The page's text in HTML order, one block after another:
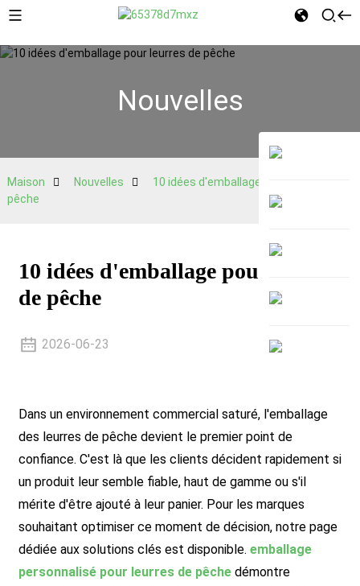
Nouvelles
Maison Nouvelles
10 idées d'emballage pour leurres de
pêche
10 idées d'emballage pour leurres
de pêche
2026-06-23
Dans un environnement commercial saturé, l'emballage
des leurres de pêche devient le premier point de
confiance. C'est là que les clients décident rapidement si
un produit leur semble fiable, haut de gamme ou s'il
mérite d'être ajouté à leur panier. Pour les marques
souhaitant optimiser ce moment de décision, notre page
dédiée aux solutions clés est disponible. emballage
personnalisé pour leurres de pêchedémontre